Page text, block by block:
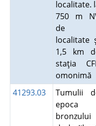
localitate.
750 m
de
localitate
1,5 km
staţia
omonimă
41293.03
Tumulii
epoca
bronzului